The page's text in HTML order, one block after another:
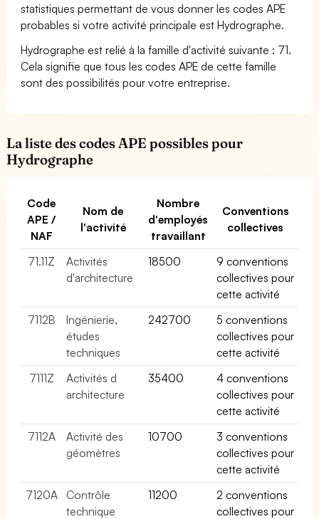
statistiques permettant de vous donner les codes APE
probables si votre activité principale est Hydrographe.
Hydrographe est relié à la famille d'activité suivante : 71.
Cela signifie que tous les codes APE de cette famille
sont des possibilités pour votre entreprise.
La liste des codes APE possibles pour
Hydrographe
Code
APE /
NAF
Nom de
l'activité
Nombre
d'employés
travaillant
Conventions
collectives
71.11Z
Activités
d'architecture
18500
9 conventions
collectives pour
cette activité
7112B
Ingénierie,
études
techniques
242700
5 conventions
collectives pour
cette activité
7111Z
Activités d
architecture
35400
4 conventions
collectives pour
cette activité
7112A
Activité des
géomètres
10700
3 conventions
collectives pour
cette activité
7120A
Contrôle
technique
11200
2 conventions
collectives pour